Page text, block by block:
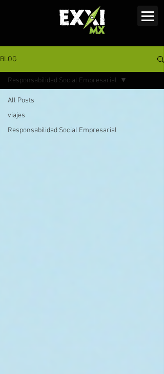
BLOG
All Posts
viajes
Responsabilidad Social Empresarial
Responsabilidad Social Empresarial